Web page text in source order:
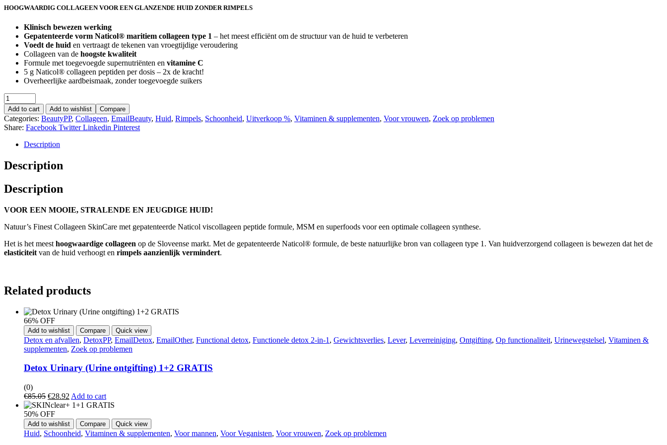
HOOGWAARDIG COLLAGEEN VOOR EEN GLANZENDE HUID ZONDER RIMPELS
Klinisch bewezen werking
Gepatenteerde vorm Naticol® maritiem collageen type 1 – het meest efficiënt om de structuur van de huid te verbeteren
Voedt de huid en vertraagt de tekenen van vroegtijdige veroudering
Collageen van de hoogste kwaliteit
Formule met toegevoegde supernutriënten en vitamine C
5 g Naticol® collageen peptiden per dosis – 2x de kracht!
Overheerlijke aardbeismaak, zonder toegevoegde suikers
Add to cart Add to wishlist Compare
Categories: BeautyPP, Collageen, EmailBeauty, Huid, Rimpels, Schoonheid, Uitverkoop %, Vitaminen & supplementen, Voor vrouwen, Zoek op problemen
Share: Facebook Twitter Linkedin Pinterest
Description
Description
Description
VOOR EEN MOOIE, STRALENDE EN JEUGDIGE HUID!
Natuur’s Finest Collageen SkinCare met gepatenteerde Naticol viscollageen peptide formule, MSM en superfoods voor een optimale collageen synthese.
Het is het meest hoogwaardige collageen op de Sloveense markt. Met de gepatenteerde Naticol® formule, de beste natuurlijke bron van collageen type 1. Van huidverzorgend collageen is bewezen dat het de
elasticiteit van de huid verhoogt en rimpels aanzienlijk vermindert.
Related products
66% OFF
Add to wishlist Compare Quick view
Detox en afvallen, DetoxPP, EmailDetox, EmailOther, Functional detox, Functionele detox 2-in-1 , Gewichtsverlies, Lever, Leverreiniging, Ontgifting, Op functionaliteit, Urinewegstelsel, Vitaminen &
supplementen, Zoek op problemen
Detox Urinary (Urine ontgifting) 1+2 GRATIS
(0)
€85.05 €28.92 Add to cart
50% OFF
Add to wishlist Compare Quick view
Huid, Schoonheid, Vitaminen & supplementen, Voor mannen, Voor Veganisten, Voor vrouwen, Zoek op problemen